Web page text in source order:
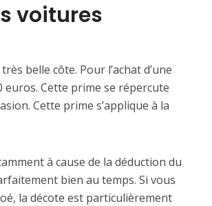
voitures
belle côte. Pour l’achat d’une
euros. Cette prime se répercute
Cette prime s’applique à la
à cause de la déduction du
bien au temps. Si vous
la décote est particulièrement